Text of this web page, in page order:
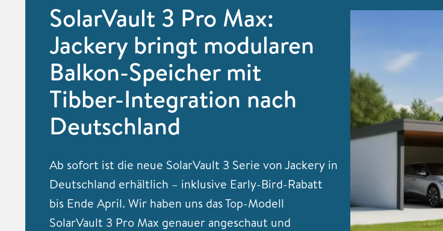
SolarVault 3 Pro Max:
Jackery bringt modularen
Balkon-Speicher mit
Tibber-Integration nach
Deutschland
Ab sofort ist die neue SolarVault 3 Serie von Jackery in
Deutschland erhältlich – inklusive Early-Bird-Rabatt
bis Ende April. Wir haben uns das Top-Modell
SolarVault 3 Pro Max genauer angeschaut und